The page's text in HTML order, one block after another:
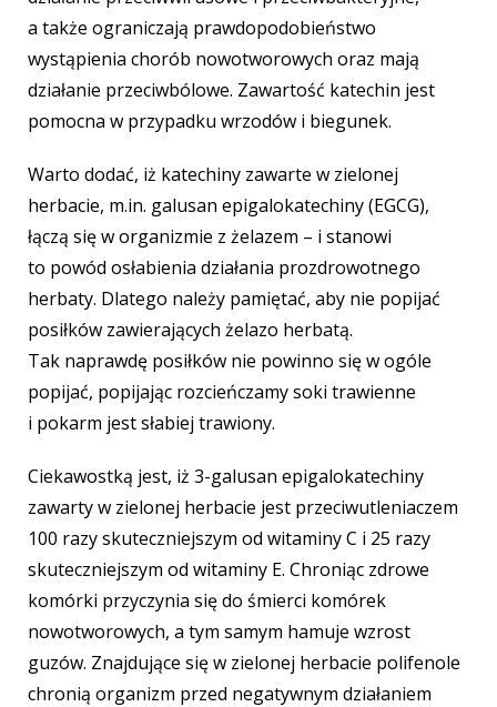
a także ograniczają prawdopodobieństwo
wystąpienia chorób nowotworowych oraz mają
działanie przeciwbólowe. Zawartość katechin jest
pomocna w przypadku wrzodów i biegunek.
Warto dodać, iż katechiny zawarte w zielonej
herbacie, m.in. galusan epigalokatechiny (EGCG),
łączą się w organizmie z żelazem – i stanowi
to powód osłabienia działania prozdrowotnego
herbaty. Dlatego należy pamiętać, aby nie popijać
posiłków zawierających żelazo herbatą.
Tak naprawdę posiłków nie powinno się w ogóle
popijać, popijając rozcieńczamy soki trawienne
i pokarm jest słabiej trawiony.
Ciekawostką jest, iż 3-galusan epigalokatechiny
zawarty w zielonej herbacie jest przeciwutleniaczem
100 razy skuteczniejszym od witaminy C i 25 razy
skuteczniejszym od witaminy E. Chroniąc zdrowe
komórki przyczynia się do śmierci komórek
nowotworowych, a tym samym hamuje wzrost
guzów. Znajdujące się w zielonej herbacie polifenole
chronią organizm przed negatywnym działaniem